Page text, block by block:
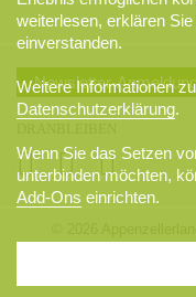
Newsletter-Anmeldung
weiterlesen, erklären
einverstanden.
Weitere Informationen
Datenschutzerklärung.
Wenn Sie das Setzen
unterbinden möchten,
Add-Ons einrichten.